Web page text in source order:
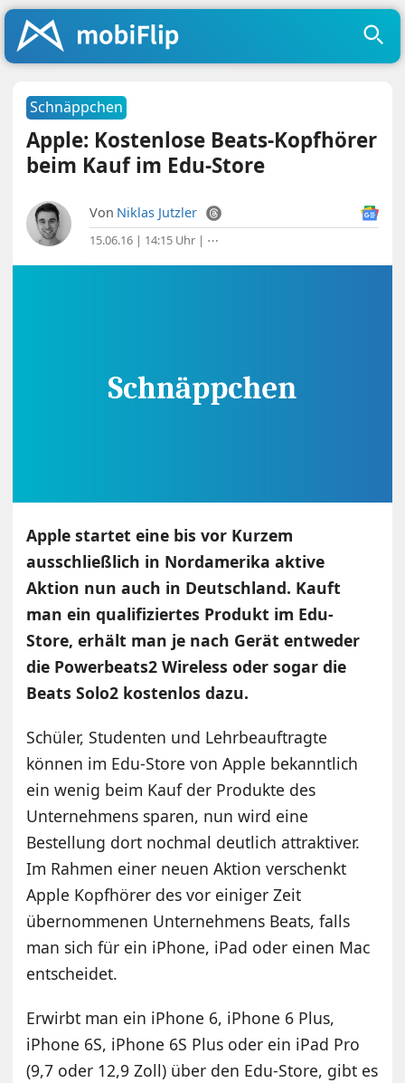
Schnäppchen
Apple: Kostenlose Beats-Kopfhörer
beim Kauf im Edu-Store
Von Niklas Jutzler
15.06.16 | 14:15 Uhr | ⋯
Apple startet eine bis vor Kurzem
ausschließlich in Nordamerika aktive
Aktion nun auch in Deutschland. Kauft
man ein qualifiziertes Produkt im Edu-
Store, erhält man je nach Gerät entweder
die Powerbeats2 Wireless oder sogar die
Beats Solo2 kostenlos dazu.
Schüler, Studenten und Lehrbeauftragte
können im Edu-Store von Apple bekanntlich
ein wenig beim Kauf der Produkte des
Unternehmens sparen, nun wird eine
Bestellung dort nochmal deutlich attraktiver.
Im Rahmen einer neuen Aktion verschenkt
Apple Kopfhörer des vor einiger Zeit
übernommenen Unternehmens Beats, falls
man sich für ein iPhone, iPad oder einen Mac
entscheidet.
Erwirbt man ein iPhone 6, iPhone 6 Plus,
iPhone 6S, iPhone 6S Plus oder ein iPad Pro
(9,7 oder 12,9 Zoll) über den Edu-Store, gibt es